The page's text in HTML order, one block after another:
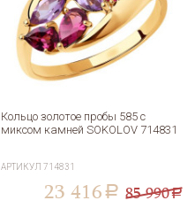
Кольцо золотое пробы 585 с
миксом камней SOKOLOV 714831
АРТИКУЛ714831
23 416 a 85 990a